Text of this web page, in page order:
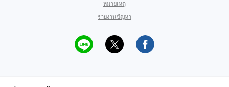
หมายเหตุ
รายงานปัญหา